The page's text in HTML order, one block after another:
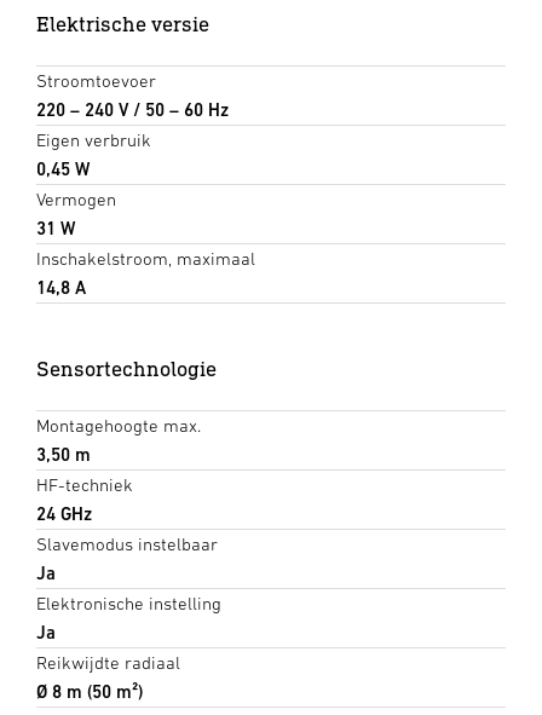
Elektrische versie
Stroomtoevoer
220 – 240 V / 50 – 60 Hz
Eigen verbruik
0,45 W
Vermogen
31 W
Inschakelstroom, maximaal
14,8 A
Sensortechnologie
Montagehoogte max.
3,50 m
HF-techniek
24 GHz
Slavemodus instelbaar
Ja
Elektronische instelling
Ja
Reikwijdte radiaal
Ø 8 m (50 m²)